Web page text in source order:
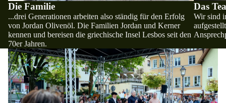
Die Familie
...drei Generationen arbeiten also ständig für den Erfolg
von Jordan Olivenöl. Die Familien Jordan und Kerner
kennen und bereisen die griechische Insel Lesbos seit den
70er Jahren.
Das
Wir sind